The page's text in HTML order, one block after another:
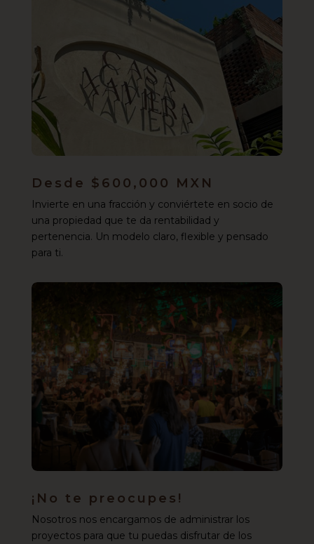
Desde $600,000 MXN
Invierte en una fracción y conviértete en socio de
una propiedad que te da rentabilidad y
pertenencia. Un modelo claro, flexible y pensado
para ti.
¡No te preocupes!
Nosotros nos encargamos de administrar los
proyectos para que tu puedas disfrutar de los